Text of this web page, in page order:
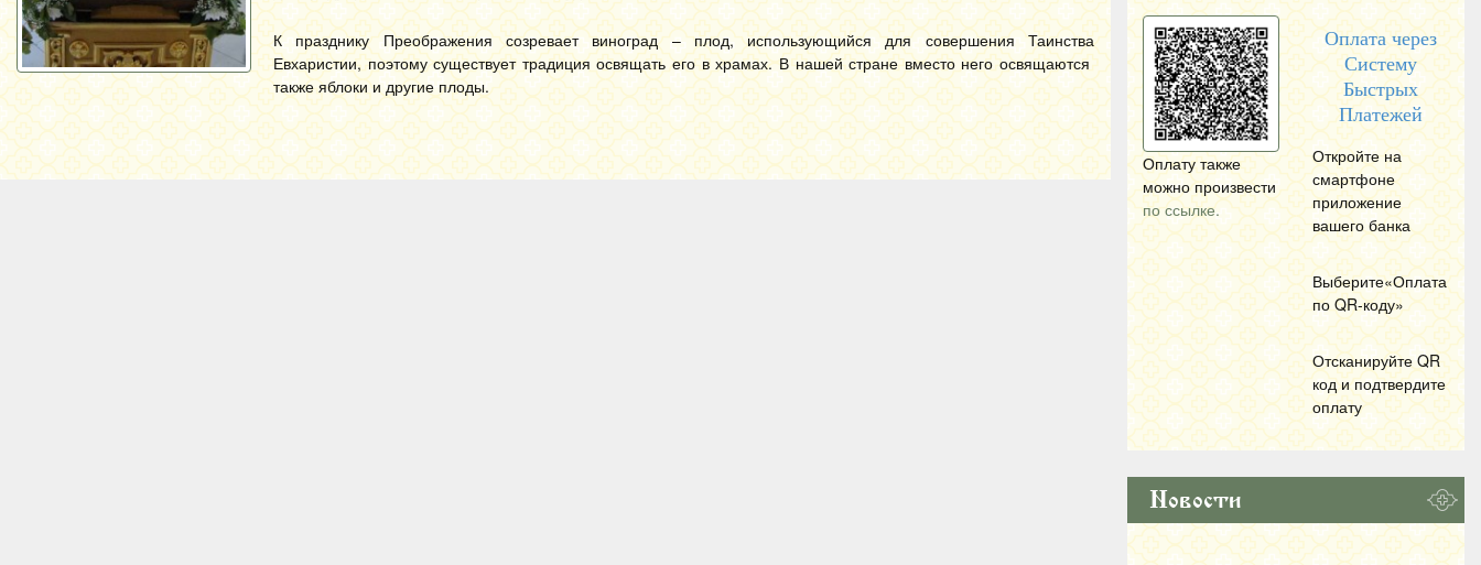
К празднику Преображения созревает виноград – плод, использующийся для совершения Таинства
Евхаристии, поэтому существует традиция освящать его в храмах. В нашей стране вместо него освящаются
также яблоки и другие плоды.
Оплату также
можно произвести
по ссылке.
Оплата через
Систему
Быстрых
Платежей
Откройте на
смартфоне
приложение
вашего банка
Выберите«Оплата
по QR-коду»
Отсканируйте QR
код и подтвердите
оплату
Новости